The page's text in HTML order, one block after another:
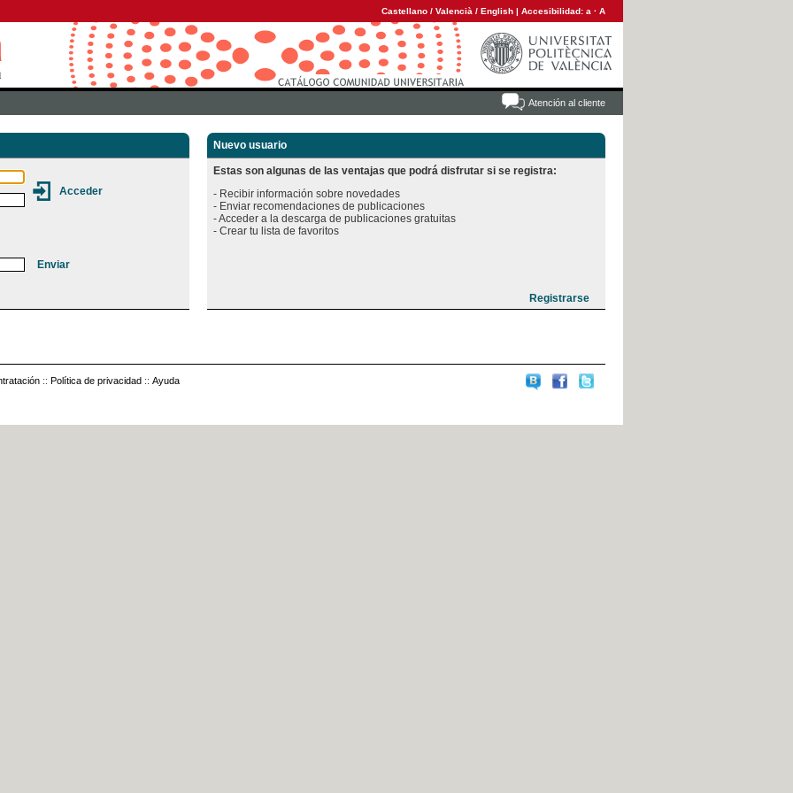
Castellano / Valencià / English | Accesibilidad: a · A
Atención al cliente
Nuevo usuario
Estas son algunas de las ventajas que podrá disfrutar si se registra:
- Recibir información sobre novedades
- Enviar recomendaciones de publicaciones
- Acceder a la descarga de publicaciones gratuitas
:: Política de privacidad :: Ayuda